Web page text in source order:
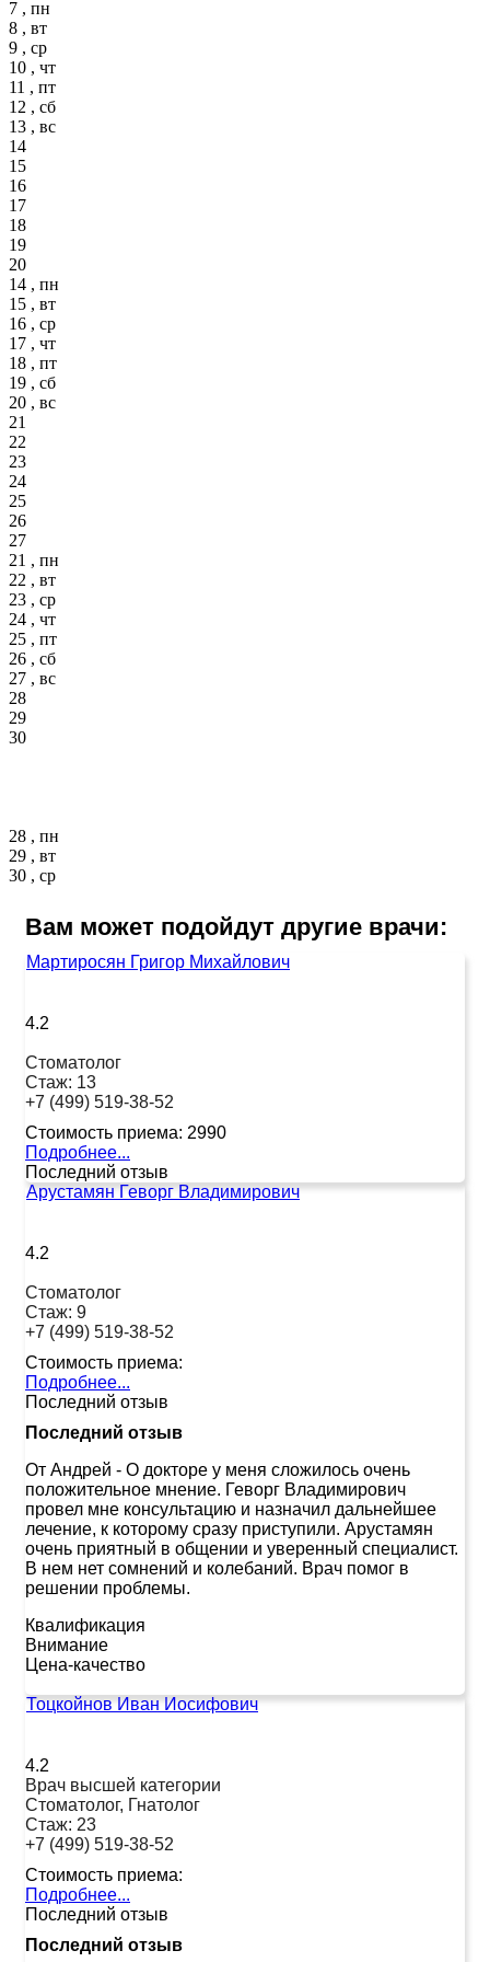
7 , пн
8 , вт
9 , ср
10 , чт
11 , пт
12 , сб
13 , вс
14
15
16
17
18
19
20
14 , пн
15 , вт
16 , ср
17 , чт
18 , пт
19 , сб
20 , вс
21
22
23
24
25
26
27
21 , пн
22 , вт
23 , ср
24 , чт
25 , пт
26 , сб
27 , вс
28
29
30
28 , пн
29 , вт
30 , ср
Вам может подойдут другие врачи:
Мартиросян Григор Михайлович
4.2
Стоматолог
Стаж: 13
+7 (499) 519-38-52
Стоимость приема: 2990
Подробнее...
Последний отзыв
Арустамян Геворг Владимирович
4.2
Стоматолог
Стаж: 9
+7 (499) 519-38-52
Стоимость приема:
Подробнее...
Последний отзыв
Последний отзыв
От Андрей - О докторе у меня сложилось очень
положительное мнение. Геворг Владимирович
провел мне консультацию и назначил дальнейшее
лечение, к которому сразу приступили. Арустамян
очень приятный в общении и уверенный специалист.
В нем нет сомнений и колебаний. Врач помог в
решении проблемы.
Квалификация
Внимание
Цена-качество
Тоцкойнов Иван Иосифович
4.2
Врач высшей категории
Стоматолог, Гнатолог
Стаж: 23
+7 (499) 519-38-52
Стоимость приема:
Подробнее...
Последний отзыв
Последний отзыв